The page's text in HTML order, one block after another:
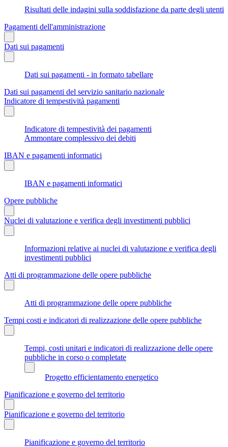
Risultati delle indagini sulla soddisfazione da parte degli utenti
Pagamenti dell'amministrazione
Dati sui pagamenti
Dati sui pagamenti - in formato tabellare
Dati sui pagamenti del servizio sanitario nazionale
Indicatore di tempestività pagamenti
Indicatore di tempestività dei pagamenti
Ammontare complessivo dei debiti
IBAN e pagamenti informatici
IBAN e pagamenti informatici
Opere pubbliche
Nuclei di valutazione e verifica degli investimenti pubblici
Informazioni relative ai nuclei di valutazione e verifica degli
investimenti pubblici
Atti di programmazione delle opere pubbliche
Atti di programmazione delle opere pubbliche
Tempi costi e indicatori di realizzazione delle opere pubbliche
Tempi, costi unitari e indicatori di realizzazione delle opere
pubbliche in corso o completate
Progetto efficientamento energetico
Pianificazione e governo del territorio
Pianificazione e governo del territorio
Pianificazione e governo del territorio